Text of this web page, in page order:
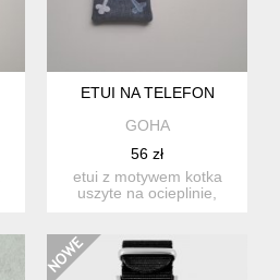
ETUI NA TELEFON
GOHA
56 zł
etui z motywem kotka
uszyte na ocieplinie,